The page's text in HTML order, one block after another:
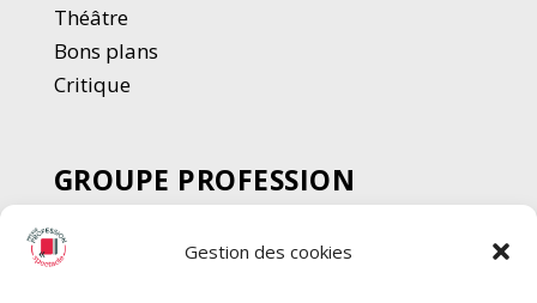
Gestion des cookies
Théâtre
Bons plans
Critique
GROUPE PROFESSION
SPECTACLE
Chèque Intermittents